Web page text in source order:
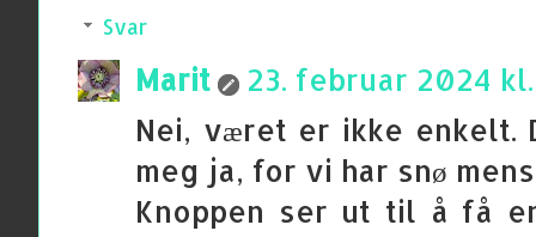
Svar
Marit
23. februar 2024 kl.
Nei, været er ikke enkelt.
meg ja, for vi har snø
Knoppen ser ut til å få